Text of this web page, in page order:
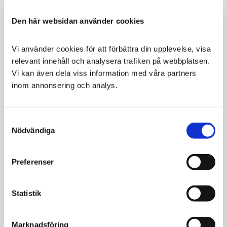
Den här websidan använder cookies
Vi använder cookies för att förbättra din upplevelse, visa
relevant innehåll och analysera trafiken på webbplatsen.
Vi kan även dela viss information med våra partners
inom annonsering och analys.
Selection
Nödvändiga
Preferenser
Statistik
Marknadsföring
ledhälsa.
100%